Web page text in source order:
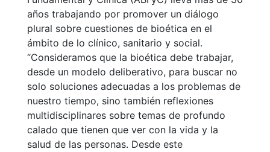
años trabajando por promover un diálogo
plural sobre cuestiones de bioética en el
ámbito de lo clínico, sanitario y social.
“Consideramos que la bioética debe trabajar,
desde un modelo deliberativo, para buscar no
solo soluciones adecuadas a los problemas de
nuestro tiempo, sino también reflexiones
multidisciplinares sobre temas de profundo
calado que tienen que ver con la vida y la
salud de las personas. Desde este